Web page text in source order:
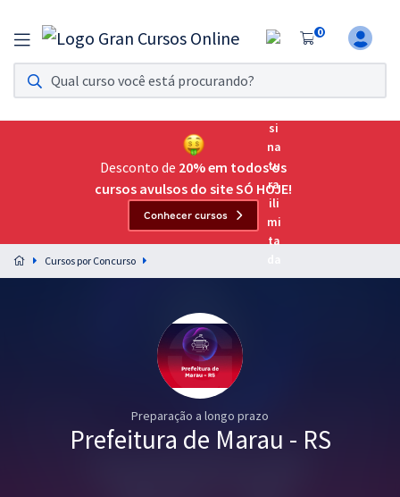
0
Assinatura Ilimitada 11
Acesso a todos os cursos. Teste grátis por 7 dias!
Assinatura OAB Até Passar
Acesso ilimitado a toda preparação para o Exame da
Preparação completa e intensiva para as principais
residências em saúde do Brasil
Graduação
Desconto de 20% em todos os
cursos avulsos do site SÓ HOJE!
Conhecer cursos
Cursos por Concurso
Preparação a longo prazo
Prefeitura de Marau - RS